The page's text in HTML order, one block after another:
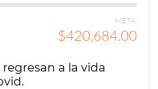
META:
$420,684.00
a la vida